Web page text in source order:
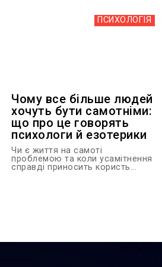
ПСИХОЛОГІЯ
Чому все більше людей
хочуть бути самотніми:
що про це говорять
психологи й езотерики
Чи є життя на самоті
проблемою та коли усамітнення
справді приносить користь...